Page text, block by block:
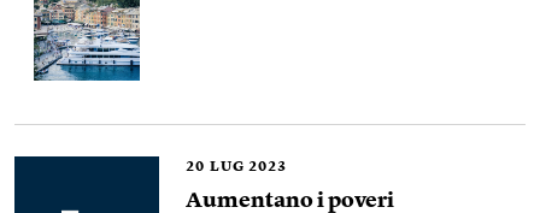
20 LUG 2023
Aumentano i poveri